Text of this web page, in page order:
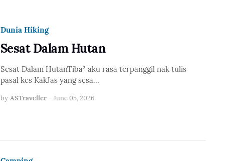
Dunia Hiking
Sesat Dalam Hutan
Sesat Dalam HutanTiba² aku rasa terpanggil nak tulis
pasal kes KakJas yang sesa…
by ASTraveller - June 05, 2026